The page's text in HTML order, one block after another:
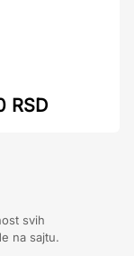
RSD
svih
na sajtu.